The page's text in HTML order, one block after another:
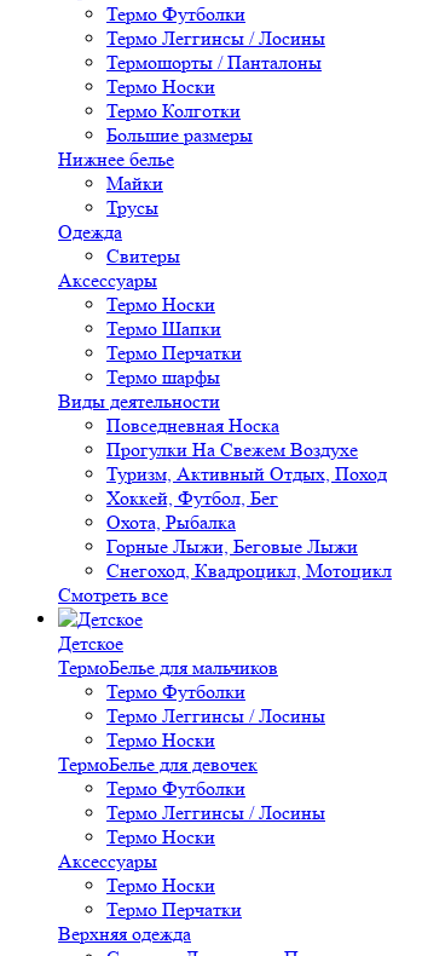
Термо Футболки
Термо Леггинсы / Лосины
Термошорты / Панталоны
Термо Носки
Термо Колготки
Большие размеры
Нижнее белье
Майки
Трусы
Одежда
Свитеры
Аксессуары
Термо Носки
Термо Шапки
Термо Перчатки
Термо шарфы
Виды деятельности
Повседневная Носка
Прогулки На Свежем Воздухе
Туризм, Активный Отдых, Поход
Хоккей, Футбол, Бег
Охота, Рыбалка
Горные Лыжи, Беговые Лыжи
Снегоход, Квадроцикл, Мотоцикл
Смотреть все
Детское
ТермоБелье для мальчиков
Термо Футболки
Термо Леггинсы / Лосины
Термо Носки
ТермоБелье для девочек
Термо Футболки
Термо Леггинсы / Лосины
Термо Носки
Аксессуары
Термо Носки
Термо Перчатки
Верхняя одежда